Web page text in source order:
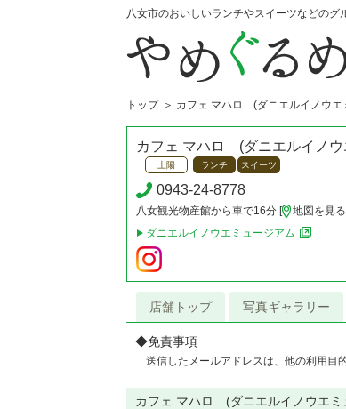
八女市のおいしいランチやスイーツなどのグ
トップ カフェ マハロ (ダニエルイノウエ
カフェ マハロ (ダニエルイノウ
上陽 ランチ スイーツ
0943-24-8778
八女観光物産館から車で16分 [ 地図を見る
ダニエルイノウエミュージアム
店舗トップ 写真ギャラリー
◆免責事項
送信したメールアドレスは、他の利用目
カフェ マハロ (ダニエルイノウエミ